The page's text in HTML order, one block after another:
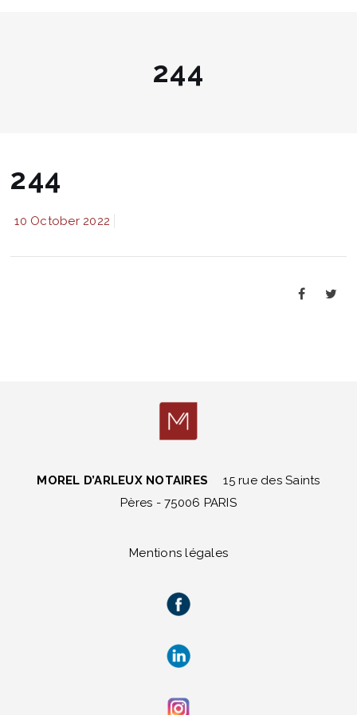
244
244
10 October 2022
MOREL D’ARLEUX NOTAIRES
15 rue des Saints
Pères - 75006 PARIS
Mentions légales